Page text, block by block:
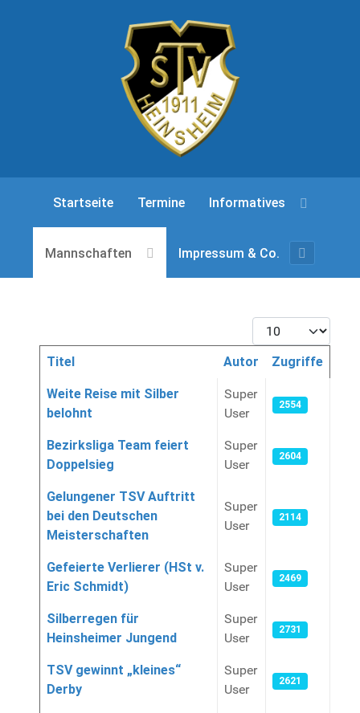
Startseite Termine Informatives
Mannschaften Impressum & Co.
Anzeige #
Articles
Titel Autor Zugriffe
Weite Reise mit Silber
belohnt
Super
User
2554
Bezirksliga Team feiert
Doppelsieg
Super
User
2604
Gelungener TSV Auftritt
bei den Deutschen
Meisterschaften
Super
User
2114
Gefeierte Verlierer (HSt v.
Eric Schmidt)
Super
User
2469
Silberregen für
Heinsheimer Jungend
Super
User
2731
TSV gewinnt „kleines“
Derby
Super
User
2621